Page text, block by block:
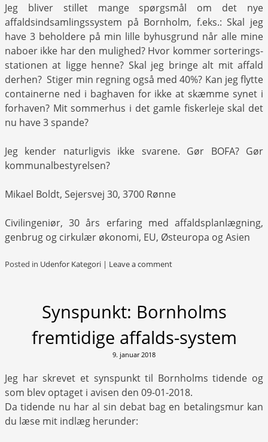
Jeg bliver stillet mange spørgsmål om det nye
affaldsindsamlingssystem på Bornholm, f.eks.: Skal jeg
have 3 beholdere på min lille byhusgrund når alle mine
naboer ikke har den mulighed? Hvor kommer sorterings-
stationen at ligge henne? Skal jeg bringe alt mit affald
derhen? Stiger min regning også med 40%? Kan jeg flytte
containerne ned i baghaven for ikke at skæmme synet i
forhaven? Mit sommerhus i det gamle fiskerleje skal det
nu have 3 spande?
Jeg kender naturligvis ikke svarene. Gør BOFA? Gør
kommunalbestyrelsen?
Mikael Boldt, Sejersvej 30, 3700 Rønne
Civilingeniør, 30 års erfaring med affaldsplanlægning,
genbrug og cirkulær økonomi, EU, Østeuropa og Asien
Posted in Udenfor Kategori | Leave a comment
Synspunkt: Bornholms
fremtidige affalds-system
9. januar 2018
Jeg har skrevet et synspunkt til Bornholms tidende og
som blev optaget i avisen den 09-01-2018.
Da tidende nu har al sin debat bag en betalingsmur kan
du læse mit indlæg herunder: